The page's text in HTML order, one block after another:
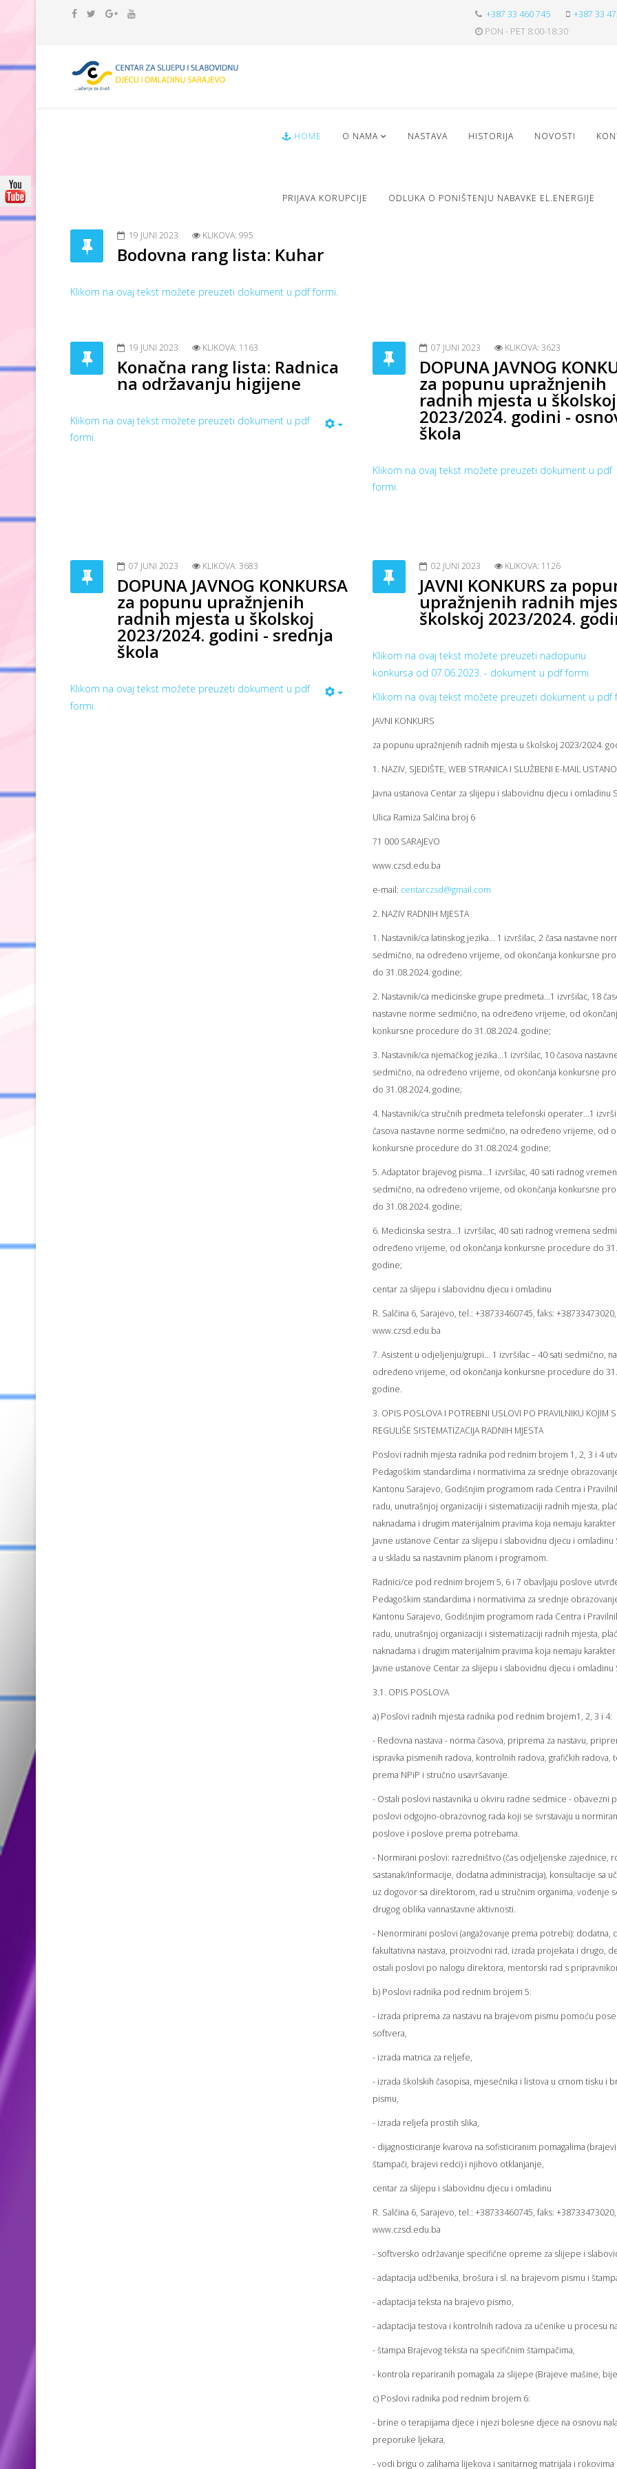
+387 33 460 745 +387 33
PON - PET 8:00-18:30
HOME O NAMA NASTAVA HISTORIJA NOVOSTI
PRIJAVA KORUPCIJE ODLUKA O PONIŠTENJU NABAVKE EL.ENERGIJE
19 JUNI 2023 KLIKOVA: 995
Bodovna rang lista: Kuhar
Klikom na ovaj tekst možete preuzeti dokument u pdf formi.
19 JUNI 2023 KLIKOVA: 1163
Konačna rang lista: Radnica
na održavanju higijene
Klikom na ovaj tekst možete preuzeti dokument u pdf
formi.
07 JUNI 2023 KLIKOVA: 3623
DOPUNA JAVNOG
za popunu upražnjenih
radnih mjesta u školskoj
2023/2024. godini -
škola
Klikom na ovaj tekst možete preuzeti dokument u pdf
formi.
07 JUNI 2023 KLIKOVA: 3683
DOPUNA JAVNOG KONKURSA
za popunu upražnjenih
radnih mjesta u školskoj
2023/2024. godini - srednja
škola
Klikom na ovaj tekst možete preuzeti dokument u pdf
formi.
02 JUNI 2023 KLIKOVA: 1126
JAVNI KONKURS za
upražnjenih radnih
školskoj 2023/2024.
Klikom na ovaj tekst možete preuzeti nadopunu
konkursa od 07.06.2023. - dokument u pdf formi.
Klikom na ovaj tekst možete preuzeti dokument u pdf
JAVNI KONKURS
za popunu upražnjenih radnih mjesta u školskoj 2023/2024.
1. NAZIV, SJEDIŠTE, WEB STRANICA I SLUŽBENI E-MAIL
Javna ustanova Centar za slijepu i slabovidnu djecu i omladinu
Ulica Ramiza Salčina broj 6
71 000 SARAJEVO
www.czsd.edu.ba
e-mail: centarczsd@gmail.com
2. NAZIV RADNIH MJESTA
1. Nastavnik/ca latinskog jezika... 1 izvršilac, 2 časa nastavne
sedmično, na određeno vrijeme, od okončanja konkursne
do 31.08.2024. godine;
2. Nastavnik/ca medicinske grupe predmeta...1 izvršilac, 18
nastavne norme sedmično, na određeno vrijeme, od
konkursne procedure do 31.08.2024. godine;
3. Nastavnik/ca njemačkog jezika...1 izvršilac, 10 časova
sedmično, na određeno vrijeme, od okončanja konkursne
do 31.08.2024. godine;
4. Nastavnik/ca stručnih predmeta telefonski operater...1
časova nastavne norme sedmično, na određeno vrijeme, od
konkursne procedure do 31.08.2024. godine;
5. Adaptator brajevog pisma...1 izvršilac, 40 sati radnog
sedmično, na određeno vrijeme, od okončanja konkursne
do 31.08.2024. godine;
6. Medicinska sestra...1 izvršilac, 40 sati radnog vremena
određeno vrijeme, od okončanja konkursne procedure do
godine;
centar za slijepu i slabovidnu djecu i omladinu
R. Salčina 6, Sarajevo, tel.: +38733460745, faks: +38733473020,
www.czsd.edu.ba
7. Asistent u odjeljenju/grupi... 1 izvršilac – 40 sati sedmično, na
određeno vrijeme, od okončanja konkursne procedure do
godine.
3. OPIS POSLOVA I POTREBNI USLOVI PO PRAVILNIKU KOJIM
REGULIŠE SISTEMATIZACIJA RADNIH MJESTA
Poslovi radnih mjesta radnika pod rednim brojem 1, 2, 3 i 4
Pedagoškim standardima i normativima za srednje
Kantonu Sarajevo, Godišnjim programom rada Centra i
radu, unutrašnjoj organizaciji i sistematizaciji radnih mjesta,
naknadama i drugim materijalnim pravima koja nemaju
Javne ustanove Centar za slijepu i slabovidnu djecu i omladinu
a u skladu sa nastavnim planom i programom.
Radnici/ce pod rednim brojem 5, 6 i 7 obavljaju poslove
Pedagoškim standardima i normativima za srednje
Kantonu Sarajevo, Godišnjim programom rada Centra i
radu, unutrašnjoj organizaciji i sistematizaciji radnih mjesta,
naknadama i drugim materijalnim pravima koja nemaju
Javne ustanove Centar za slijepu i slabovidnu djecu i omladinu
3.1. OPIS POSLOVA
a) Poslovi radnih mjesta radnika pod rednim brojem1, 2, 3 i 4:
- Redovna nastava - norma časova, priprema za nastavu,
ispravka pismenih radova, kontrolnih radova, grafičkih radova,
prema NPiP i stručno usavršavanje.
- Ostali poslovi nastavnika u okviru radne sedmice - obavezni
poslovi odgojno-obrazovnog rada koji se svrstavaju u
poslove i poslove prema potrebama.
- Normirani poslovi: razredništvo (čas odjeljenske zajednice,
sastanak/informacije, dodatna administracija), konsultacije sa
uz dogovor sa direktorom, rad u stručnim organima, vođenje
drugog oblika vannastavne aktivnosti.
- Nenormirani poslovi (angažovanje prema potrebi): dodatna,
fakultativna nastava, proizvodni rad, izrada projekata i drugo,
ostali poslovi po nalogu direktora, mentorski rad s
b) Poslovi radnika pod rednim brojem 5:
- izrada priprema za nastavu na brajevom pismu pomoću
softvera,
- izrada matrica za reljefe,
- izrada školskih časopisa, mjesečnika i listova u crnom tisku i
pismu,
- izrada reljefa prostih slika,
- dijagnosticiranje kvarova na sofisticiranim pomagalima (brajevi
štampači, brajevi redci) i njihovo otklanjanje,
centar za slijepu i slabovidnu djecu i omladinu
R. Salčina 6, Sarajevo, tel.: +38733460745, faks: +38733473020,
www.czsd.edu.ba
- softversko održavanje specifične opreme za slijepe i
- adaptacija udžbenika, brošura i sl. na brajevom pismu i
- adaptacija teksta na brajevo pismo,
- adaptacija testova i kontrolnih radova za učenike u procesu
- štampa Brajevog teksta na specifičnim štampačima,
- kontrola repariranih pomagala za slijepe (Brajeve mašine,
c) Poslovi radnika pod rednim brojem 6:
- brine o terapijama djece i njezi bolesne djece na osnovu
preporuke ljekara,
- vodi brigu o zalihama lijekova i sanitarnog matrijala i rokovima